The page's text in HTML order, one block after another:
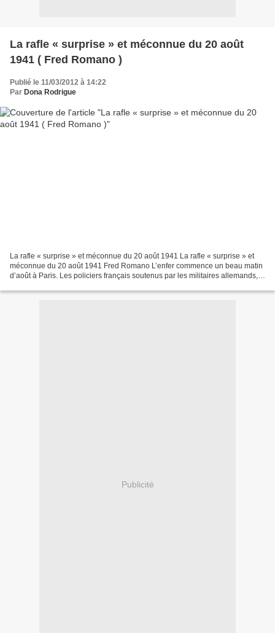
La rafle « surprise » et méconnue du 20 août
1941 ( Fred Romano )
Publié le 11/03/2012 à 14:22
Par Dona Rodrigue
La rafle « surprise » et méconnue du 20 août 1941 La rafle « surprise » et
méconnue du 20 août 1941 Fred Romano L’enfer commence un beau matin
d’août à Paris. Les policiers français soutenus par les militaires allemands,
Publicité